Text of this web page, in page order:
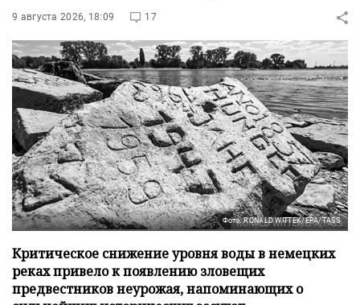
9 августа 2026, 18:09 17
Фото: RONALD WITTEK/EPA/TASS
Критическое снижение уровня воды в немецких
реках привело к появлению зловещих
предвестников неурожая, напоминающих о